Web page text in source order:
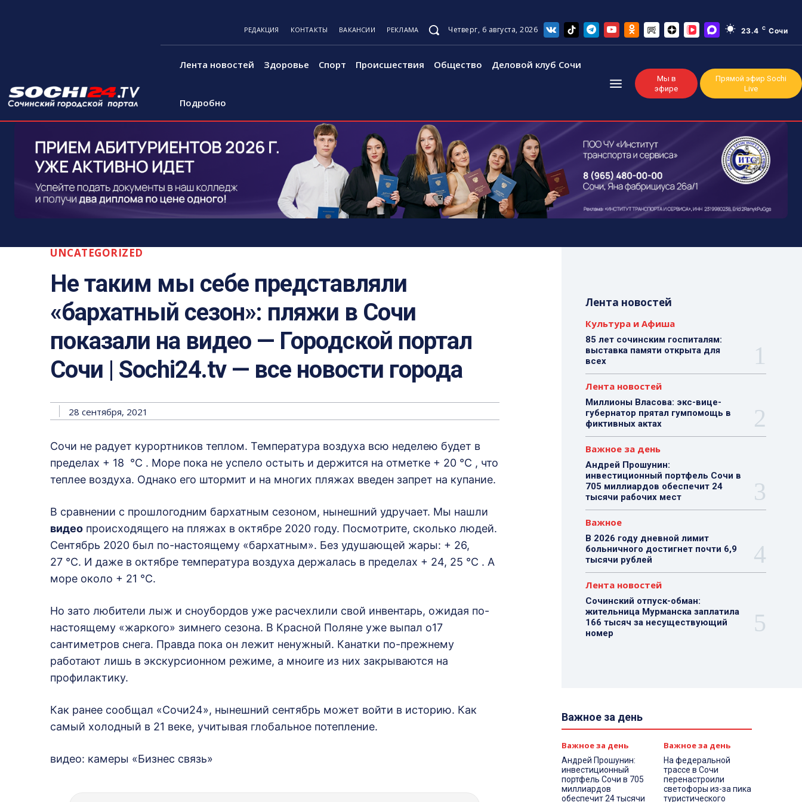
РЕДАКЦИЯ КОНТАКТЫ ВАКАНСИИ РЕКЛАМА Четверг, 6 августа, 2026 23.4 C Сочи
Лента новостей Здоровье Спорт Происшествия Общество Деловой клуб Сочи
Подробно
Мы в
эфире
Прямой эфир Sochi
Live
UNCATEGORIZED
Не таким мы себе представляли
«бархатный сезон»: пляжи в Сочи
показали на видео — Городской портал
Сочи | Sochi24.tv — все новости города
28 сентября, 2021
Сочи не радует курортников теплом. Температура воздуха всю неделею будет в
пределах + 18 °C . Море пока не успело остыть и держится на отметке + 20 °C , что
теплее воздуха. Однако его штормит и на многих пляжах введен запрет на купание.
В сравнении с прошлогодним бархатным сезоном, нынешний удручает. Мы нашли
видео происходящего на пляжах в октябре 2020 году. Посмотрите, сколько людей.
Сентябрь 2020 был по-настоящему «бархатным». Без удушающей жары: + 26,
27 °C. И даже в октябре температура воздуха держалась в пределах + 24, 25 °C . А
море около + 21 °C.
Но зато любители лыж и сноубордов уже расчехлили свой инвентарь, ожидая по-
настоящему «жаркого» зимнего сезона. В Красной Поляне уже выпал о17
сантиметров снега. Правда пока он лежит ненужный. Канатки по-прежнему
работают лишь в экскурсионном режиме, а мноиге из них закрываются на
профилактику.
Как ранее сообщал «Сочи24», нынешний сентябрь может войти в историю. Как
самый холодный в 21 веке, учитывая глобальное потепление.
видео: камеры «Бизнес связь»
Лента новостей
Культура и Афиша
85 лет сочинским госпиталям:
выставка памяти открыта для
всех
Лента новостей
Миллионы Власова: экс-вице-
губернатор прятал гумпомощь в
фиктивных актах
Важное за день
Андрей Прошунин:
инвестиционный портфель Сочи в
705 миллиардов обеспечит 24
тысячи рабочих мест
Важное
В 2026 году дневной лимит
больничного достигнет почти 6,9
тысячи рублей
Лента новостей
Сочинский отпуск-обман:
жительница Мурманска заплатила
166 тысяч за несуществующий
номер
Важное за день
Важное за день
Андрей Прошунин:
инвестиционный
портфель Сочи в 705
миллиардов
обеспечит 24 тысячи
Важное за день
На федеральной
трассе в Сочи
перенастроили
светофоры из-за пика
туристического